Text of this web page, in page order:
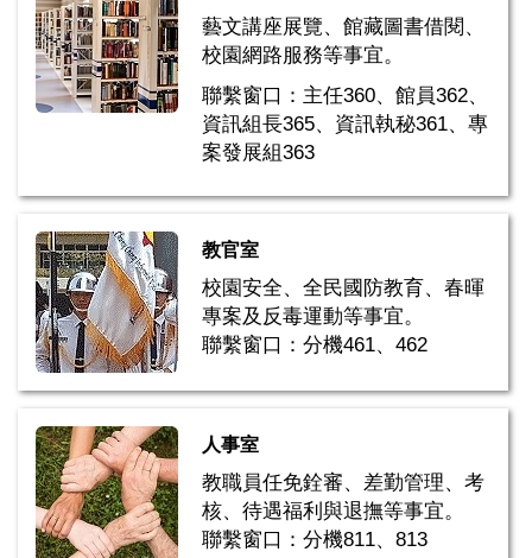
藝文講座展覽、館藏圖書借閱、
校園網路服務等事宜。
聯繫窗口：主任360、館員362、
資訊組長365、資訊執秘361、專
案發展組363
教官室
校園安全、全民國防教育、春暉
專案及反毒運動等事宜。
聯繫窗口：分機461、462
人事室
教職員任免銓審、差勤管理、考
核、待遇福利與退撫等事宜。
聯繫窗口：分機811、813